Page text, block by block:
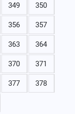
349 350
356 357
363 364
370 371
377 378